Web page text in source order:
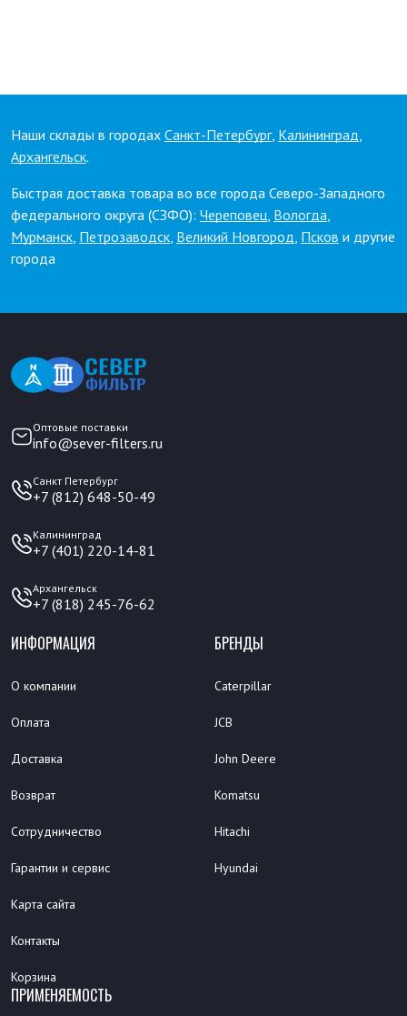
Наши склады в городах Санкт-Петербург, Калининград,
Архангельск.
Быстрая доставка товара во все города Северо-Западного
федерального округа (СЗФО): Череповец, Вологда,
Мурманск, Петрозаводск, Великий Новгород, Псков и другие
города
Оптовые поставки
info@sever-filters.ru
Санкт Петербург
+7 (812) 648-50-49
Калининград
+7 (401) 220-14-81
Архангельск
+7 (818) 245-76-62
ИНФОРМАЦИЯ
О компании
Оплата
Доставка
Возврат
Сотрудничество
Гарантии и сервис
Карта сайта
Контакты
Корзина
БРЕНДЫ
Caterpillar
JCB
John Deere
Komatsu
Hitachi
Hyundai
ПРИМЕНЯЕМОСТЬ